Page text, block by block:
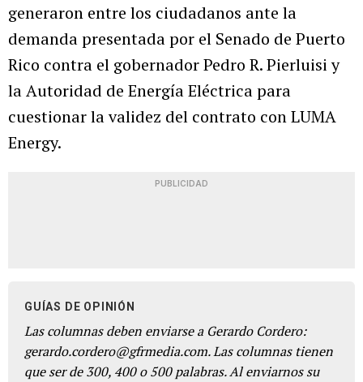
generaron entre los ciudadanos ante la
demanda presentada por el Senado de Puerto
Rico contra el gobernador Pedro R. Pierluisi y
la Autoridad de Energía Eléctrica para
cuestionar la validez del contrato con LUMA
Energy.
PUBLICIDAD
GUÍAS DE OPINIÓN
Las columnas deben enviarse a Gerardo Cordero:
gerardo.cordero@gfrmedia.com. Las columnas tienen
que ser de 300, 400 o 500 palabras. Al enviarnos su